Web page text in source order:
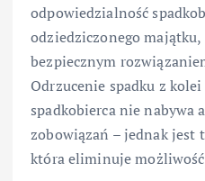
odpowiedzialność
odziedziczonego
bezpiecznym
Odrzucenie spadku z
spadkobierca nie nabywa
zobowiązań – jednak jest
która eliminuje